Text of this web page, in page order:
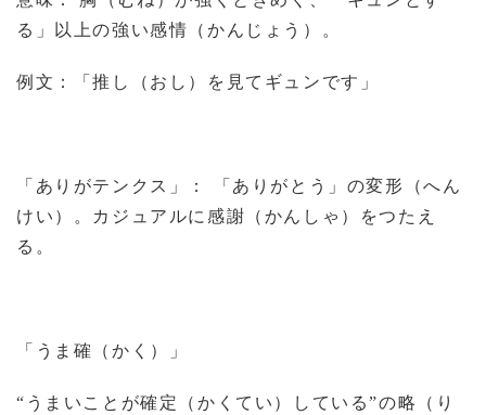
る」以上の強い感情（かんじょう）。
例文：「推し（おし）を見てギュンです」
「ありがテンクス」： 「ありがとう」の変形（へん
けい）。カジュアルに感謝（かんしゃ）をつたえ
る。
「うま確（かく）」
“うまいことが確定（かくてい）している”の略（り